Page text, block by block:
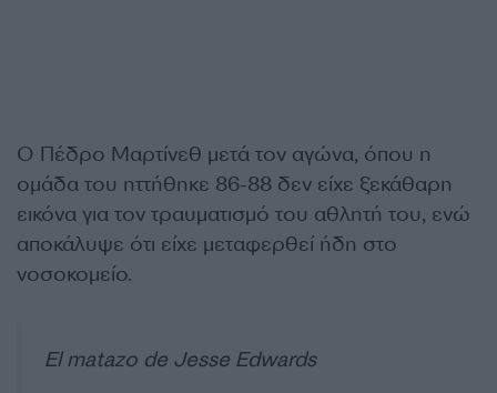
Ο Πέδρο Μαρτίνεθ μετά τον αγώνα, όπου η
ομάδα του ηττήθηκε 86-88 δεν είχε ξεκάθαρη
εικόνα για τον τραυματισμό του αθλητή του, ενώ
αποκάλυψε ότι είχε μεταφερθεί ήδη στο
νοσοκομείο.
El matazo de Jesse Edwards